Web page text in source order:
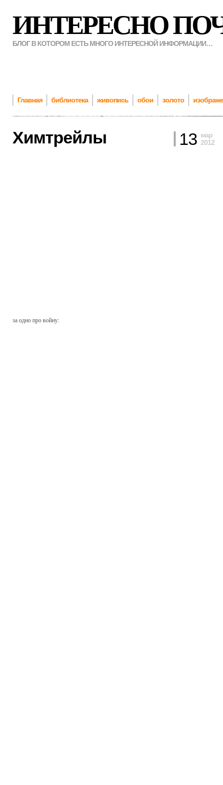
ИНТЕРЕСНО
БЛОГ В КОТОРОМ ЕСТЬ МНОГО ИНТЕРЕСНОЙ ИНФОРМАЦИИ…
Главная библиотека живопись обои золото
Химтрейлы 13 мар
2012
за одно про войну: